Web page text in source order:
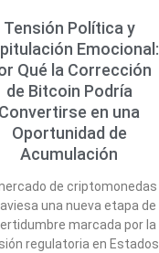
Tensión Política y
Emocional:
Qué la Corrección
de Bitcoin Podría
Convertirse en una
Oportunidad de
Acumulación
de criptomonedas
una nueva etapa de
marcada por la
regulatoria en Estados